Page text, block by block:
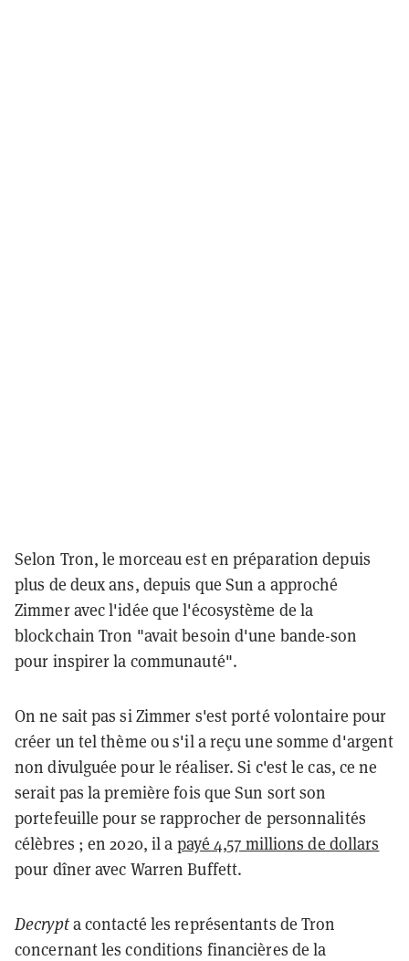
Selon Tron, le morceau est en préparation depuis
plus de deux ans, depuis que Sun a approché
Zimmer avec l'idée que l'écosystème de la
blockchain Tron "avait besoin d'une bande-son
pour inspirer la communauté".
On ne sait pas si Zimmer s'est porté volontaire pour
créer un tel thème ou s'il a reçu une somme d'argent
non divulguée pour le réaliser. Si c'est le cas, ce ne
serait pas la première fois que Sun sort son
portefeuille pour se rapprocher de personnalités
célèbres ; en 2020, il a payé 4,57 millions de dollars
pour dîner avec Warren Buffett.
Decrypta contacté les représentants de Tron
concernant les conditions financières de la